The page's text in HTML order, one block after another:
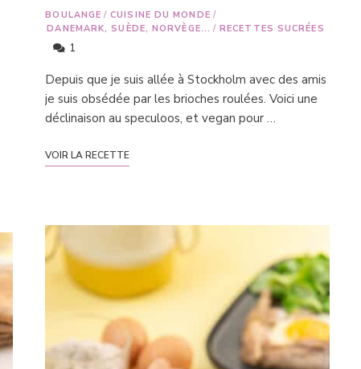
BOULANGE / CUISINE DU MONDE /
DANEMARK, SUÈDE, NORVÈGE... / RECETTES SUCRÉES
1
Depuis que je suis allée à Stockholm avec des amis
je suis obsédée par les brioches roulées. Voici une
déclinaison au speculoos, et vegan pour …
VOIR LA RECETTE